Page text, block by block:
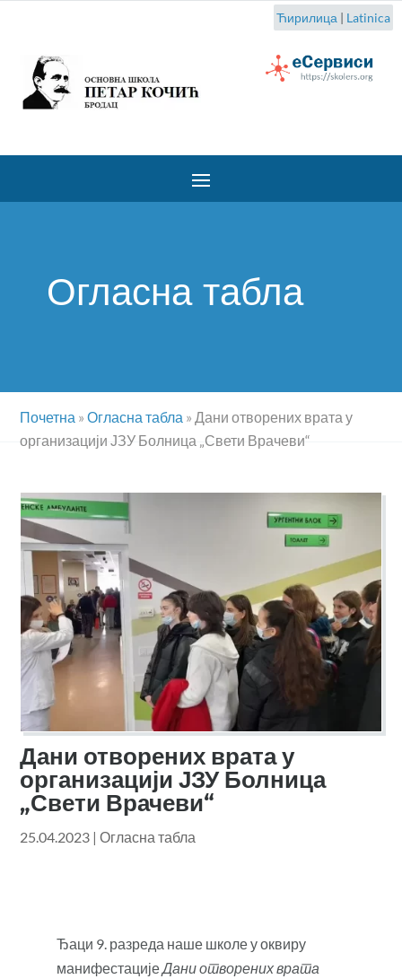
Ћирилица | Latinica
Огласна табла
Почетна »Огласна табла »Дани отворених врата у
организацији ЈЗУ Болница „Свети Врачеви“
Дани отворених врата у
организацији ЈЗУ Болница
„Свети Врачеви“
25.04.2023 |Огласна табла
Ђаци 9. разреда наше школе у оквиру
манифестацијеДани отворених врата